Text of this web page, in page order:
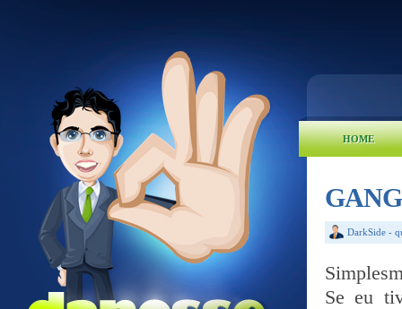
HOME
DarkSide -
Se eu